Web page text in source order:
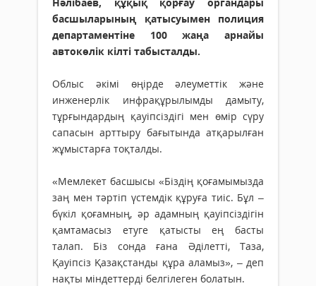
басшыларының қатысуымен полиция
департаментіне 100 жаңа арнайы
автокөлік кілті табысталды.
Облыс әкімі өңірде әлеуметтік және
инженерлік инфрақұрылымды дамыту,
тұрғындардың қауіпсіздігі мен өмір сүру
сапасын арттыру бағытында атқарылған
жұмыстарға тоқталды.
«Мемлекет басшысы «Біздің қоғамымызда
заң мен тәртіп үстемдік құруға тиіс. Бұл –
бүкіл қоғамның, әр адамның қауіпсіздігін
қамтамасыз етуге қатысты ең басты
талап. Біз сонда ғана Әділетті, Таза,
Қауіпсіз Қазақстанды құра аламыз», – деп
нақты міндеттерді белгілеген болатын.